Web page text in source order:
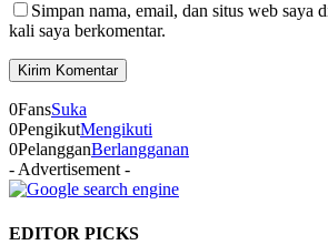
Simpan nama, email, dan situs web saya
kali saya berkomentar.
0FansSuka
0PengikutMengikuti
0PelangganBerlangganan
- Advertisement -
EDITOR PICKS